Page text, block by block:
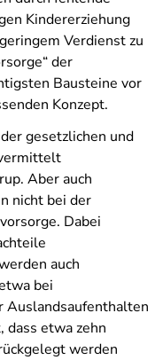
Kindererziehung
Verdienst zu
der
Bausteine vor
Konzept.
gesetzlichen und
Aber auch
nicht bei der
Dabei
auch
bei
dass etwa zehn
werden